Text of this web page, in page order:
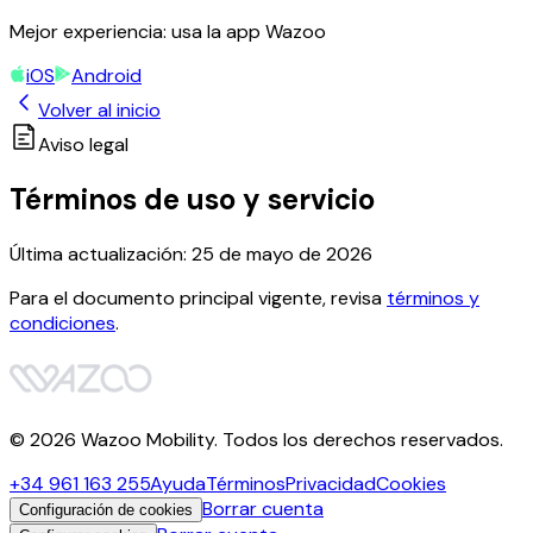
Mejor experiencia: usa la app Wazoo
iOS
Android
Volver al inicio
Aviso legal
Términos de uso y servicio
Última actualización: 25 de mayo de 2026
Para el documento principal vigente, revisa términos y
condiciones.
© 2026 Wazoo Mobility. Todos los derechos reservados.
+34 961 163 255AyudaTérminosPrivacidadCookies
Configuración de cookies Borrar cuenta